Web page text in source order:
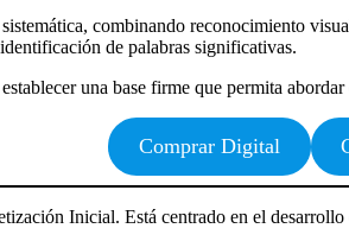
combinando reconocimiento
de palabras significativas.
una base firme que permita
Comprar Digital
Inicial. Está centrado en el